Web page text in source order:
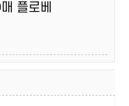
플로베